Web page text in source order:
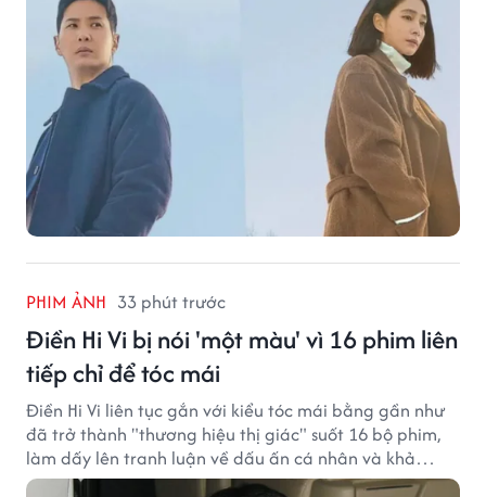
PHIM ẢNH 33 phút trước
Điền Hi Vi bị nói 'một màu' vì 16 phim liên
tiếp chỉ để tóc mái
Điền Hi Vi liên tục gắn với kiểu tóc mái bằng gần như
đã trở thành "thương hiệu thị giác" suốt 16 bộ phim,
làm dấy lên tranh luận về dấu ấn cá nhân và khả
năng biến hóa trên màn ảnh.